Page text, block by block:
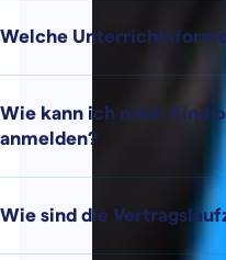
Welche
Wie kann ich mein Kind
anmelden?
Wie sind die